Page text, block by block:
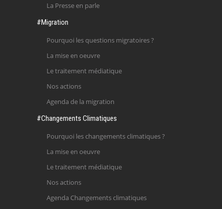
La Presse en parle
#Migration
Pourquoi les questions migratoires ?
La mise en oeuvre
Le traitement médiatique
Nos actions
Agenda de la migration
#Changements Climatiques
Pourquoi les changements climatiques ?
La mise en oeuvre
Le traitement médiatique
Nos actions
Agenda Changements climatiques